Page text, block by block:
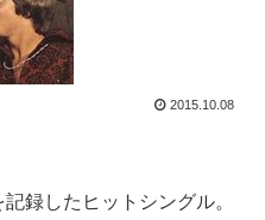
2015.10.08
録したヒットシングル。